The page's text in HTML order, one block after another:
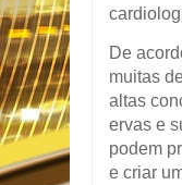
De
muitas
altas
ervas e
podem
e criar